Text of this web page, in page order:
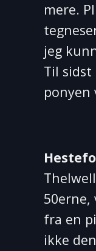
mere.
jeg
Til
ponyen
fra en
ikke